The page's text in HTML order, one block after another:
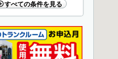
すべての条件を見る